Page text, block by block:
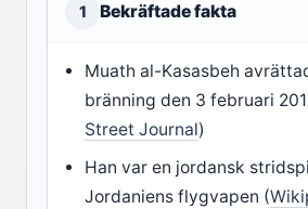
1 Bekräftade fakta
Muath al-Kasasbeh
bränning den 3 februari
Street Journal)
Han var en jordansk
Jordaniens flygvapen (